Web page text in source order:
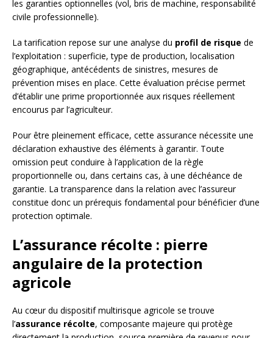
les garanties optionnelles (vol, bris de machine, responsabilité
civile professionnelle).
La tarification repose sur une analyse du profil de risque de
l’exploitation : superficie, type de production, localisation
géographique, antécédents de sinistres, mesures de
prévention mises en place. Cette évaluation précise permet
d’établir une prime proportionnée aux risques réellement
encourus par l’agriculteur.
Pour être pleinement efficace, cette assurance nécessite une
déclaration exhaustive des éléments à garantir. Toute
omission peut conduire à l’application de la règle
proportionnelle ou, dans certains cas, à une déchéance de
garantie. La transparence dans la relation avec l’assureur
constitue donc un prérequis fondamental pour bénéficier d’une
protection optimale.
L’assurance récolte : pierre
angulaire de la protection
agricole
Au cœur du dispositif multirisque agricole se trouve
l’assurance récolte, composante majeure qui protège